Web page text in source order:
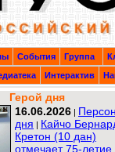
События Группа
Интерактив
Герой дня
16.06.2026 |
дня | Кайчо
Кретон (10 дан)
отмечает 75-летие